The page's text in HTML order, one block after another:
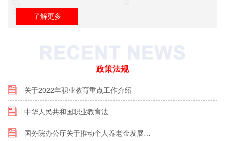
了解更多
政策法规
关于2022年职业教育重点工作介绍
中华人民共和国职业教育法
国务院办公厅关于推动个人养老金发展…